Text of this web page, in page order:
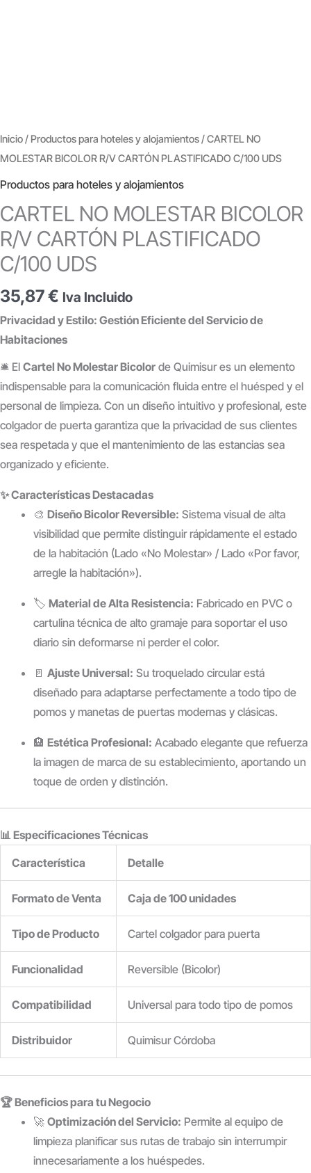
Inicio/ Productos para hoteles y alojamientos/ CARTEL NO
MOLESTAR BICOLOR R/V CARTÓN PLASTIFICADO C/100 UDS
Productos para hoteles y alojamientos
CARTEL NO MOLESTAR BICOLOR
R/V CARTÓN PLASTIFICADO
C/100 UDS
35,87€ Iva Incluido
Privacidad y Estilo: Gestión Eficiente del Servicio de
Habitaciones
🛎️ El Cartel No Molestar Bicolor de Quimisur es un elemento
indispensable para la comunicación fluida entre el huésped y el
personal de limpieza. Con un diseño intuitivo y profesional, este
colgador de puerta garantiza que la privacidad de sus clientes
sea respetada y que el mantenimiento de las estancias sea
organizado y eficiente.
✨ Características Destacadas
🎨 Diseño Bicolor Reversible: Sistema visual de alta
visibilidad que permite distinguir rápidamente el estado
de la habitación (Lado «No Molestar» / Lado «Por favor,
arregle la habitación»).
🏷️ Material de Alta Resistencia: Fabricado en PVC o
cartulina técnica de alto gramaje para soportar el uso
diario sin deformarse ni perder el color.
🚪 Ajuste Universal: Su troquelado circular está
diseñado para adaptarse perfectamente a todo tipo de
pomos y manetas de puertas modernas y clásicas.
🏨 Estética Profesional: Acabado elegante que refuerza
la imagen de marca de su establecimiento, aportando un
toque de orden y distinción.
📊 Especificaciones Técnicas
Característica
Detalle
Formato de Venta Caja de 100 unidades
Tipo de Producto Cartel colgador para puerta
Funcionalidad Reversible (Bicolor)
Compatibilidad Universal para todo tipo de pomos
Distribuidor Quimisur Córdoba
🏆 Beneficios para tu Negocio
🚀 Optimización del Servicio: Permite al equipo de
limpieza planificar sus rutas de trabajo sin interrumpir
innecesariamente a los huéspedes.